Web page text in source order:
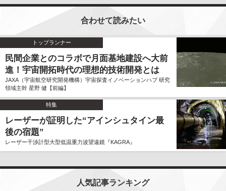
合わせて読みたい
トップランナー
民間企業とのコラボで月面基地建設へ大前
進！宇宙開拓時代の理想的技術開発とは
JAXA（宇宙航空研究開発機構）宇宙探査イノベーションハブ 研究
領域主幹 星野 健【前編】
特集
レーザーが証明した“アインシュタイン最
後の宿題”
レーザー干渉計型大型低温重力波望遠鏡『KAGRA』
人気記事ランキング